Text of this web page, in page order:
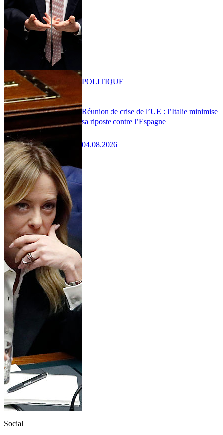
Réunion de crise de l’UE : l’Italie minimise
sa riposte contre l’Espagne
04.08.2026
POLITIQUE
Social